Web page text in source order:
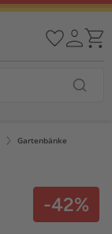
Gartenbänke
-42%